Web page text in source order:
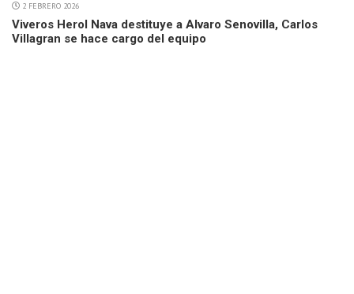
2 FEBRERO 2026
Viveros Herol Nava destituye a Alvaro Senovilla, Carlos
Villagran se hace cargo del equipo